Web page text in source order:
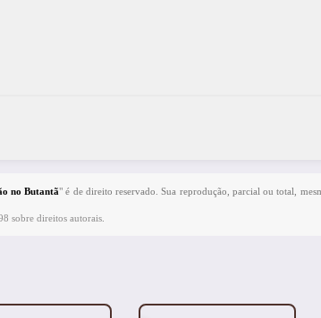
no Butantã" é de direito reservado. Sua reprodução, parcial ou total,
sobre direitos autorais.